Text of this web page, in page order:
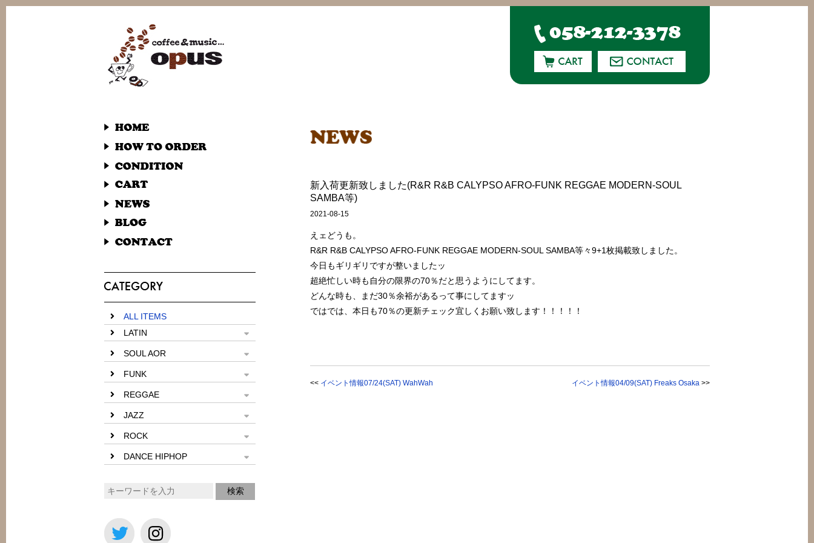
ALL ITEMS
LATIN
SOUL AOR
FUNK
REGGAE
JAZZ
ROCK
DANCE HIPHOP
新入荷更新致しました(R&R R&B CALYPSO AFRO-FUNK REGGAE MODERN-SOUL
SAMBA等)
2021-08-15
えェどうも。
R&R R&B CALYPSO AFRO-FUNK REGGAE MODERN-SOUL SAMBA等々9+1枚掲載致しました。
今日もギリギリですが整いましたッ
超絶忙しい時も自分の限界の70％だと思うようにしてます。
どんな時も、まだ30％余裕があるって事にしてますッ
ではでは、本日も70％の更新チェック宜しくお願い致します！！！！！
<< イベント情報07/24(SAT) WahWah イベント情報04/09(SAT) Freaks Osaka >>